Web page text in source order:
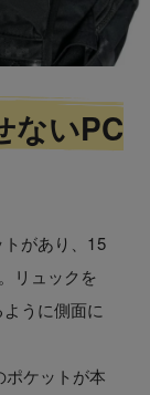
ないPC
があり、15
リュックを
うに側面に
ケットが本